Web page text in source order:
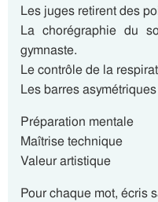
Les juges retirent des
La chorégraphie du
gymnaste.
Le contrôle de la
Les barres
Préparation mentale
Maîtrise technique
Valeur artistique
Pour chaque mot, écris